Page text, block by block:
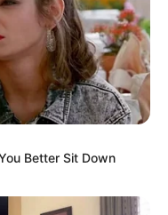
Better Sit Down